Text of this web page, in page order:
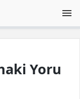
Yoru